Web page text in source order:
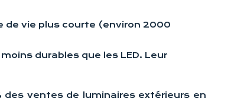
de vie plus courte (environ 2000
durables que les LED. Leur
des ventes de luminaires extérieurs en